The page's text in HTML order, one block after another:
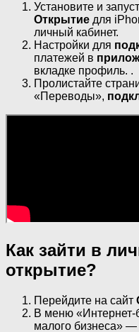
Установите и
Открытие для
личный кабинет.
Настройки для
платежей в
вкладке профиль. .
Пролистайте
«Переводы»,
Как зайти в
открытие?
Перейдите на сайт
В меню «Интернет-
малого бизнеса» —